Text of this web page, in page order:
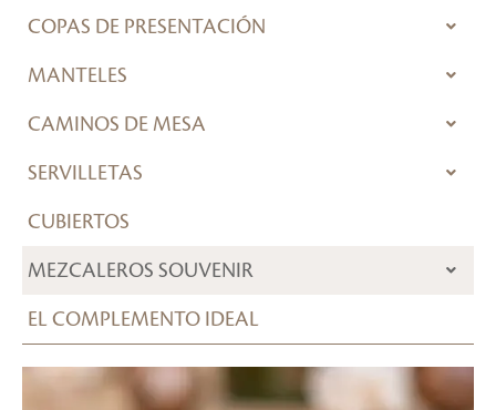
COPAS DE PRESENTACIÓN
MANTELES
CAMINOS DE MESA
SERVILLETAS
CUBIERTOS
MEZCALEROS SOUVENIR
EL COMPLEMENTO IDEAL